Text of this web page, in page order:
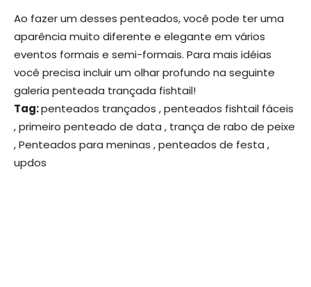
Ao fazer um desses penteados, você pode ter uma
aparência muito diferente e elegante em vários
eventos formais e semi-formais. Para mais idéias
você precisa incluir um olhar profundo na seguinte
galeria penteada trançada fishtail!
Tag:penteados trançados , penteados fishtail fáceis
, primeiro penteado de data , trança de rabo de peixe
, Penteados para meninas , penteados de festa ,
updos